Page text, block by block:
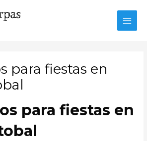
para fiestas en
para fiestas en